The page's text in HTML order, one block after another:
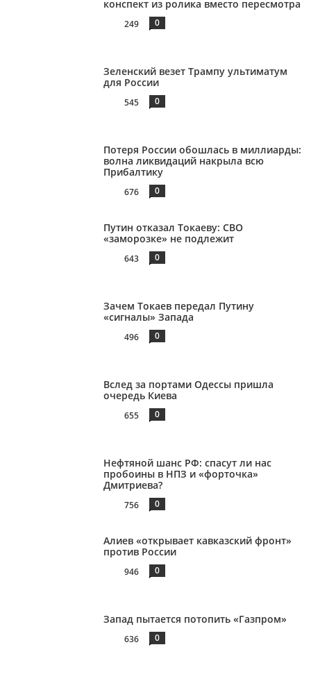
конспект из ролика вместо пересмотра
249 0
Зеленский везет Трампу ультиматум
для России
545 0
Потеря России обошлась в миллиарды:
волна ликвидаций накрыла всю
Прибалтику
676 0
Путин отказал Токаеву: СВО
«заморозке» не подлежит
643 0
Зачем Токаев передал Путину
«сигналы» Запада
496 0
Вслед за портами Одессы пришла
очередь Киева
655 0
Нефтяной шанс РФ: спасут ли нас
пробоины в НПЗ и «форточка»
Дмитриева?
756 0
Алиев «открывает кавказский фронт»
против России
946 0
Запад пытается потопить «Газпром»
636 0